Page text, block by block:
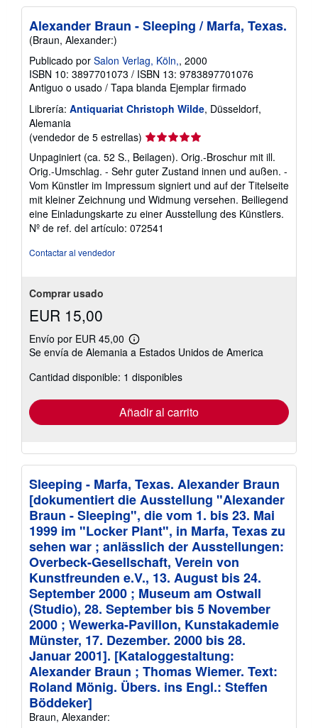
Alexander Braun - Sleeping / Marfa, Texas.
(Braun, Alexander:)
Publicado por Salon Verlag, Köln,, 2000
ISBN 10: 3897701073 / ISBN 13: 9783897701076
Antiguo o usado / Tapa blanda Ejemplar firmado
Librería: Antiquariat Christoph Wilde, Düsseldorf,
Alemania
(vendedor de 5 estrellas) Calificación
del
vendedor:
5
de
5
estrellas
Unpaginiert (ca. 52 S., Beilagen). Orig.-Broschur mit ill.
Orig.-Umschlag. - Sehr guter Zustand innen und außen. -
Vom Künstler im Impressum signiert und auf der Titelseite
mit kleiner Zeichnung und Widmung versehen. Beiliegend
eine Einladungskarte zu einer Ausstellung des Künstlers.
Nº de ref. del artículo: 072541
Contactar al vendedor
Comprar usado
EUR 15,00
Envío por EUR 45,00
Más
información
las
tarifas
envío
Se envía de Alemania a Estados Unidos de America
Cantidad disponible: 1 disponibles
Añadir al carrito
Sleeping - Marfa, Texas. Alexander Braun
[dokumentiert die Ausstellung "Alexander
Braun - Sleeping", die vom 1. bis 23. Mai
1999 im "Locker Plant", in Marfa, Texas zu
sehen war ; anlässlich der Ausstellungen:
Overbeck-Gesellschaft, Verein von
Kunstfreunden e.V., 13. August bis 24.
September 2000 ; Museum am Ostwall
(Studio), 28. September bis 5 November
2000 ; Wewerka-Pavillon, Kunstakademie
Münster, 17. Dezember. 2000 bis 28.
Januar 2001]. [Kataloggestaltung:
Alexander Braun ; Thomas Wiemer. Text:
Roland Mönig. Übers. ins Engl.: Steffen
Böddeker]
Braun, Alexander: